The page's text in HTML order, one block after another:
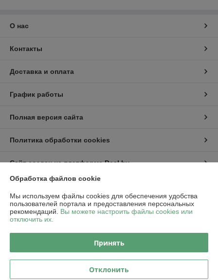
О нас
Контакты
Доставка и оплата
График работы
Полная версия сайта
Политика обработки cookies
Сайт создан на платформе Deal.by
Информация для покупателя
Юридическое лицо: ООО "Пампбай"
220018, г. Минск, ул. Максима Горецкого, д. 14, пом. 503, каб. 1-8
Регистрационный орган: Минский горисполком
Дата регистрации компании: 24.01.2024
Обработка файлов cookie
Мы используем файлы cookies для обеспечения удобства
пользователей портала и предоставления персональных
рекомендаций. Вы можете настроить файлы cookies или
отключить их.
Принять
Отклонить